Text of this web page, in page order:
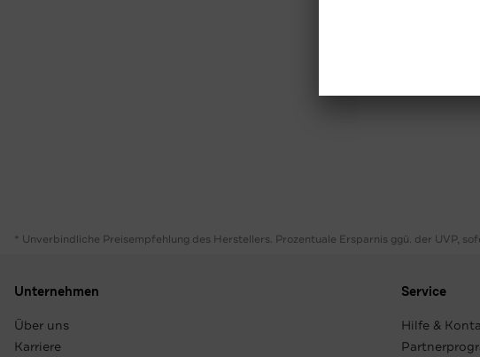
* Unverbindliche Preisempfehlung des Herstellers. Prozentuale Ersparnis ggü. der UVP,
Unternehmen
Über uns
Karriere
Service
Hilfe &